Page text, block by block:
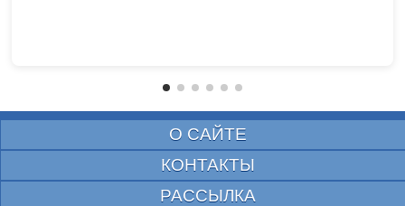
О САЙТЕ
КОНТАКТЫ
РАССЫЛКА